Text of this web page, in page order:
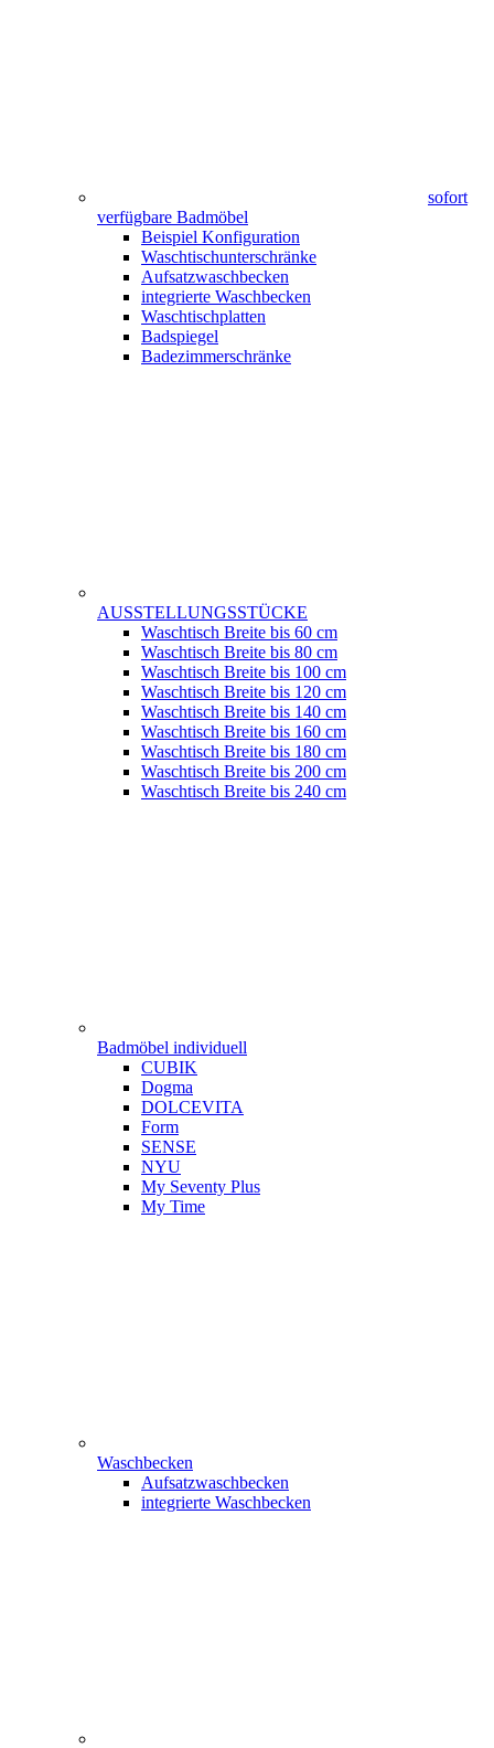
sofort
verfügbare Badmöbel
Beispiel Konfiguration
Waschtischunterschränke
Aufsatzwaschbecken
integrierte Waschbecken
Waschtischplatten
Badspiegel
Badezimmerschränke
AUSSTELLUNGSSTÜCKE
Waschtisch Breite bis 60 cm
Waschtisch Breite bis 80 cm
Waschtisch Breite bis 100 cm
Waschtisch Breite bis 120 cm
Waschtisch Breite bis 140 cm
Waschtisch Breite bis 160 cm
Waschtisch Breite bis 180 cm
Waschtisch Breite bis 200 cm
Waschtisch Breite bis 240 cm
Badmöbel individuell
CUBIK
Dogma
DOLCEVITA
Form
SENSE
NYU
My Seventy Plus
My Time
Waschbecken
Aufsatzwaschbecken
integrierte Waschbecken